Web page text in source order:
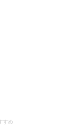
すめ